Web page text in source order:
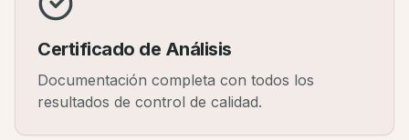
Certificado de Análisis
Documentación completa con todos los
resultados de control de calidad.